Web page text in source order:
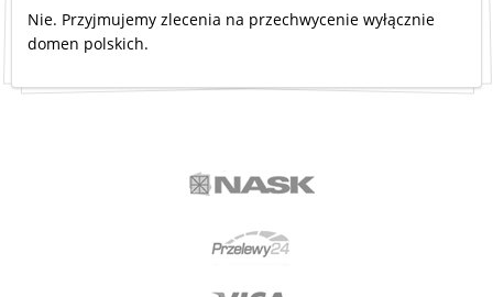
Nie. Przyjmujemy zlecenia na przechwycenie wyłącznie
domen polskich.